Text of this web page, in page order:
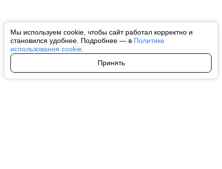
Мы используем cookie, чтобы сайт работал корректно и
становился удобнее. Подробнее — в Политике
использования cookie
Принять